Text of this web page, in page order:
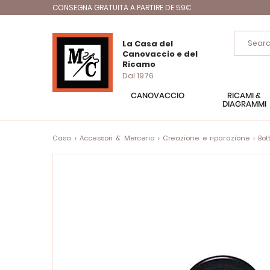
CONSEGNA GRATUITA A PARTIRE DE 59€
La Casa del
Canovaccio e del
Ricamo
Dal 1976
CANOVACCIO
RICAMI &
DIAGRAMMI
Casa Accessori & Merceria Creazione e riparazione